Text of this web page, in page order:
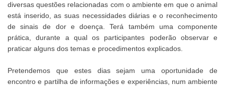
diversas questões relacionadas com o ambiente em que o animal
está inserido, as suas necessidades diárias e o reconhecimento
de sinais de dor e doença. Terá também uma componente
prática, durante a qual os participantes poderão observar e
praticar alguns dos temas e procedimentos explicados.
Pretendemos que estes dias sejam uma oportunidade de
encontro e partilha de informações e experiências, num ambiente